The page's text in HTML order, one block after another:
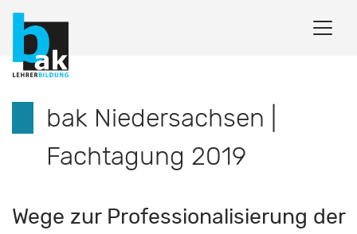
bak Niedersachsen |
Fachtagung 2019
Wege zur Professionalisierung der